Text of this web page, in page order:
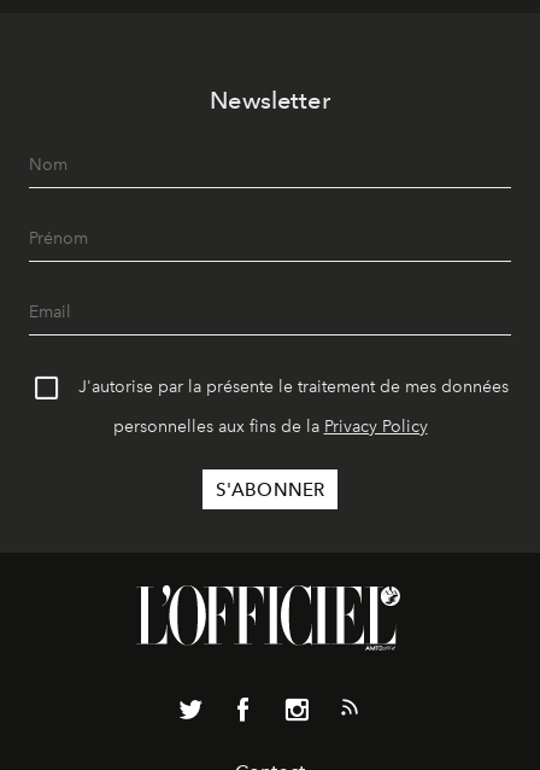
Newsletter
J'autorise par la présente le traitement de mes données
personnelles aux fins de la Privacy Policy